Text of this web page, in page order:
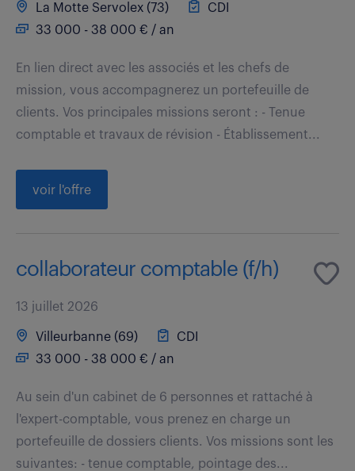
La Motte Servolex (73)
CDI
33 000 - 38 000 € / an
En lien direct avec les associés et les chefs de
mission, vous accompagnerez un portefeuille de
clients. Vos principales missions seront : - Tenue
comptable et travaux de révision - Établissement...
voir l'offre
collaborateur comptable (f/h)
13 juillet 2026
Villeurbanne (69)
CDI
33 000 - 38 000 € / an
Au sein d'un cabinet de 6 personnes et rattaché à
l'expert-comptable, vous prenez en charge un
portefeuille de dossiers clients. Vos missions sont les
suivantes: - tenue comptable, pointage des...